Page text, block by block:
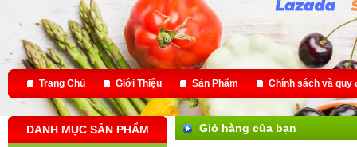
Trang Chủ Giới Thiệu Sản Phẩm Chính sách và quy
DANH MỤC SẢN PHẨM Giỏ hàng của bạn